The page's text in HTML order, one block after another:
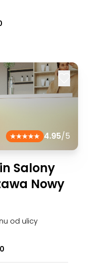
4.95/5
Salony
Nowy
od ulicy